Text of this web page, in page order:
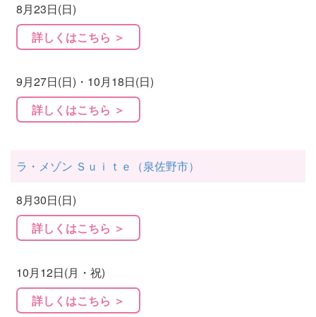
8月23日(日)
詳しくはこちら ＞
9月27日(日)・10月18日(日)
詳しくはこちら ＞
ラ・メゾン Ｓｕｉｔｅ（泉佐野市）
8月30日(日)
詳しくはこちら ＞
10月12日(月・祝)
詳しくはこちら ＞